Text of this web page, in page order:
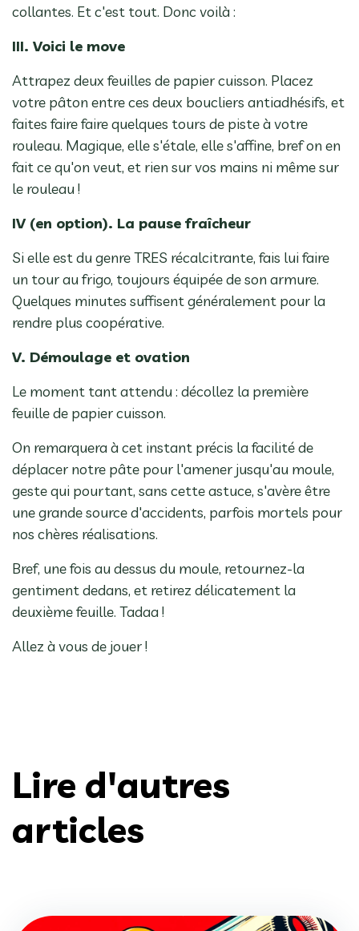
collantes. Et c'est tout. Donc voilà :
III. Voici le move
Attrapez deux feuilles de papier cuisson. Placez
votre pâton entre ces deux boucliers antiadhésifs, et
faites faire faire quelques tours de piste à votre
rouleau. Magique, elle s'étale, elle s'affine, bref on en
fait ce qu'on veut, et rien sur vos mains ni même sur
le rouleau !
IV (en option). La pause fraîcheur
Si elle est du genre TRES récalcitrante, fais lui faire
un tour au frigo, toujours équipée de son armure.
Quelques minutes suffisent généralement pour la
rendre plus coopérative.
V. Démoulage et ovation
Le moment tant attendu : décollez la première
feuille de papier cuisson.
On remarquera à cet instant précis la facilité de
déplacer notre pâte pour l'amener jusqu'au moule,
geste qui pourtant, sans cette astuce, s'avère être
une grande source d'accidents, parfois mortels pour
nos chères réalisations.
Bref, une fois au dessus du moule, retournez-la
gentiment dedans, et retirez délicatement la
deuxième feuille. Tadaa !
Allez à vous de jouer !
Lire d'autres
articles